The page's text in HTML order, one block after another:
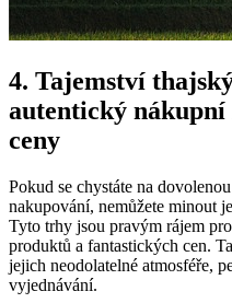
4. Tajemství
autentický nákupní
ceny
Pokud se chystáte na
nakupování, nemůžete minout
Tyto trhy jsou pravým rájem
produktů a fantastických cen.
jejich neodolatelné atmosféře,
vyjednávání.